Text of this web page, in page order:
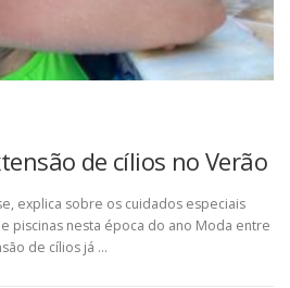
de cílios no Verão
explica sobre os cuidados especiais
piscinas nesta época do ano Moda entre
de cílios já …